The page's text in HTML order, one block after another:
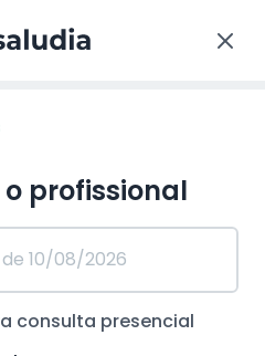
o profissional
consulta presencial